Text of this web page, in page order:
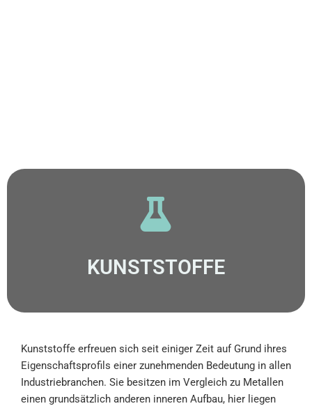
KUNSTSTOFFE
Kunststoffe erfreuen sich seit einiger Zeit auf Grund ihres
Eigenschaftsprofils einer zunehmenden Bedeutung in allen
Industriebranchen. Sie besitzen im Vergleich zu Metallen
einen grundsätzlich anderen inneren Aufbau, hier liegen